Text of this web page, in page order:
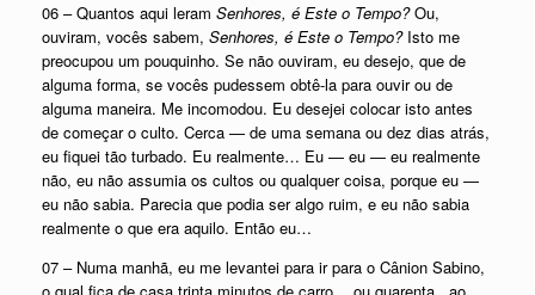
06 – Quantos aqui leram Senhores, é Este o Tempo?Ou,
ouviram, vocês sabem, Senhores, é Este o Tempo? Isto me
preocupou um pouquinho. Se não ouviram, eu desejo, que de
alguma forma, se vocês pudessem obtê-la para ouvir ou de
alguma maneira. Me incomodou. Eu desejei colocar isto antes
de começar o culto. Cerca — de uma semana ou dez dias atrás,
eu fiquei tão turbado. Eu realmente… Eu — eu — eu realmente
não, eu não assumia os cultos ou qualquer coisa, porque eu —
eu não sabia. Parecia que podia ser algo ruim, e eu não sabia
realmente o que era aquilo. Então eu…
07 – Numa manhã, eu me levantei para ir para o Cânion Sabino,